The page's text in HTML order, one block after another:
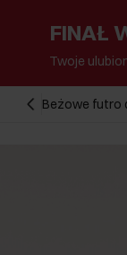
FINAŁ
Twoje
Beżowe futro